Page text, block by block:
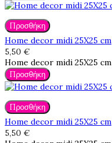
Προσθήκη
Home decor midi 25X25 cm
5,50 €
Home decor midi 25X25 cm
Προσθήκη
Προσθήκη
Home decor midi 25X25 cm
5,50 €